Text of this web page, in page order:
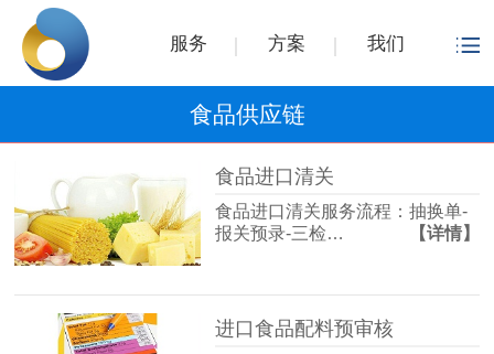
服务 方案 我们
食品供应链
食品进口清关
食品进口清关服务流程：抽换单-
报关预录-三检…
【详情】
进口食品配料预审核